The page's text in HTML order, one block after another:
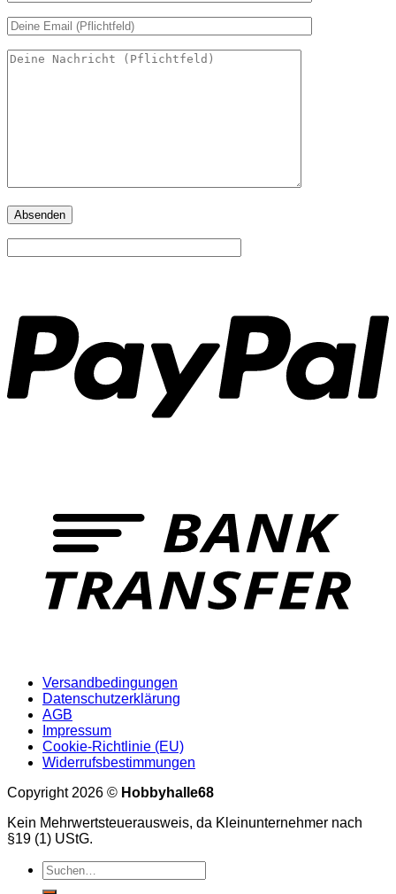
Versandbedingungen
Datenschutzerklärung
AGB
Impressum
Cookie-Richtlinie (EU)
Widerrufsbestimmungen
Copyright 2026 © Hobbyhalle68
Kein Mehrwertsteuerausweis, da Kleinunternehmer nach
§19 (1) UStG.
Suchen
nach: